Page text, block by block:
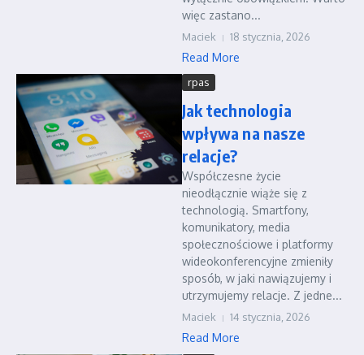
więc zastano...
Maciek 18 stycznia, 2026
Read More
rpas
Jak technologia
wpływa na nasze
relacje?
Współczesne życie
nieodłącznie wiąże się z
technologią. Smartfony,
komunikatory, media
społecznościowe i platformy
wideokonferencyjne zmieniły
sposób, w jaki nawiązujemy i
utrzymujemy relacje. Z jedne...
Maciek 14 stycznia, 2026
Read More